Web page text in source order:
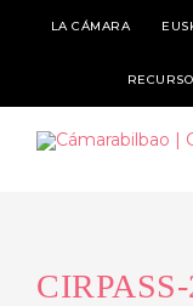
LA CÁMARA